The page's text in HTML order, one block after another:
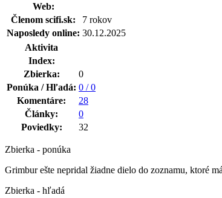
Web:
Členom scifi.sk:
7 rokov
Naposledy online: 30.12.2025
Aktivita
Index:
Zbierka:
0
Ponúka / Hľadá: 0 / 0
Komentáre:
28
Články:
0
Poviedky:
32
Zbierka - ponúka
Grimbur ešte nepridal žiadne dielo do zoznamu, ktoré
Zbierka - hľadá